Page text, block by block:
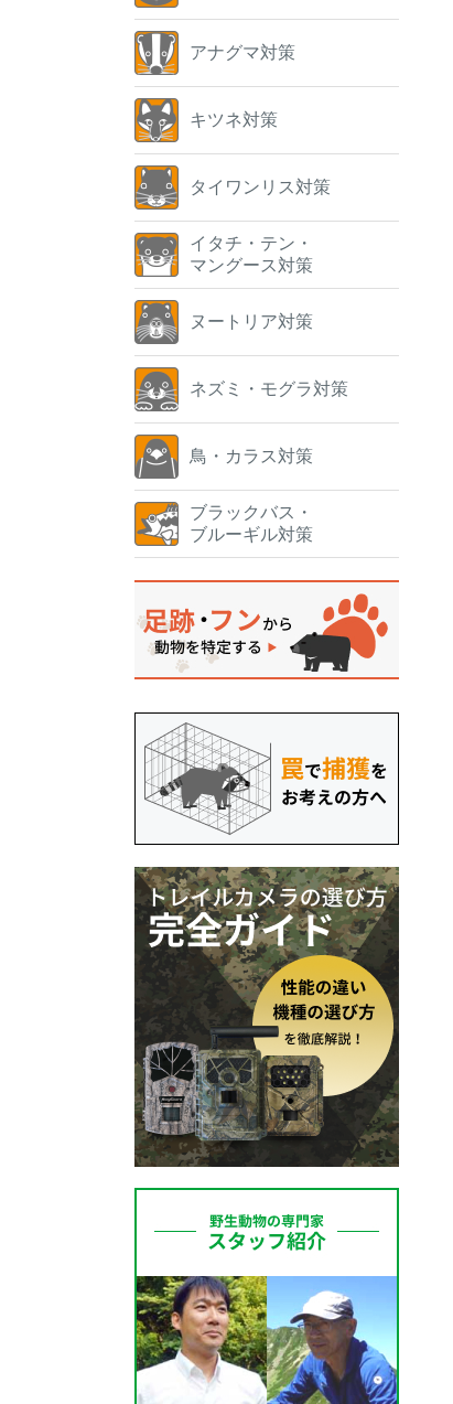
アナグマ対策
キツネ対策
タイワンリス対策
イタチ・テン・
マングース対策
ヌートリア対策
ネズミ・モグラ対策
鳥・カラス対策
ブラックバス・
ブルーギル対策